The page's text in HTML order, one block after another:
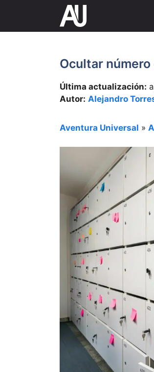
contenido
Ocultar número
Última actualización:
Autor: Alejandro
Aventura Universal »